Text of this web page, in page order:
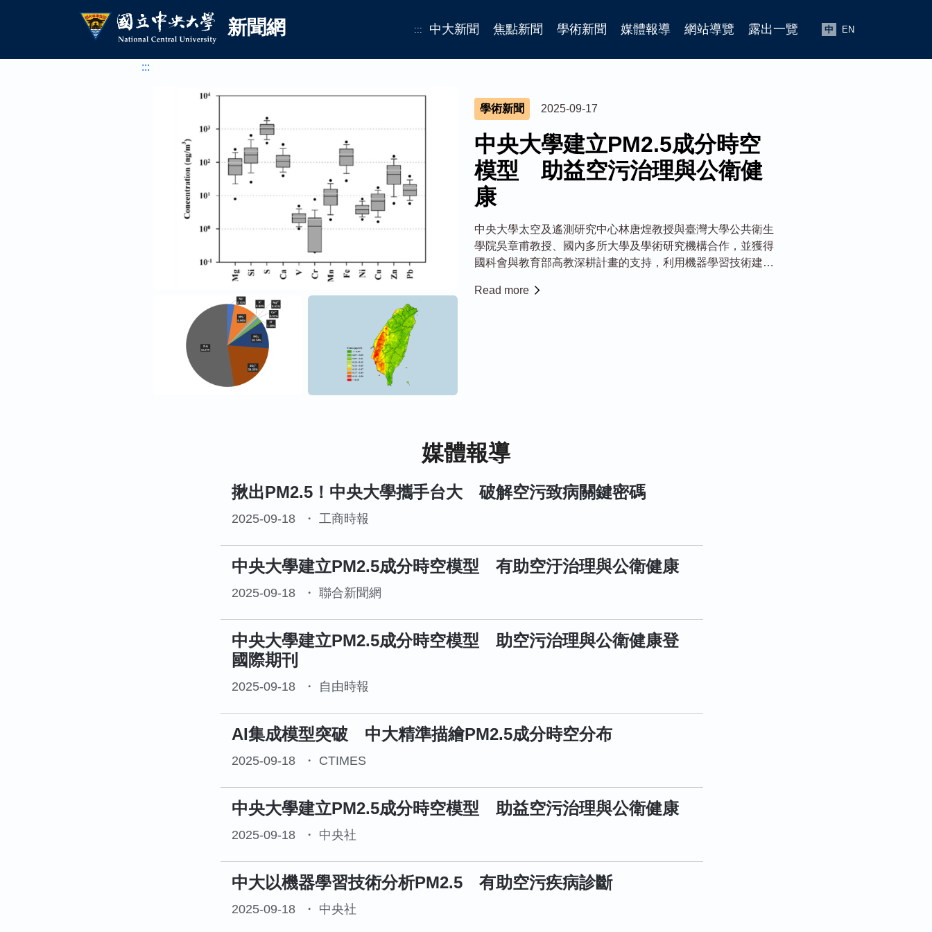
國立中央大學新聞網新聞網 ::: 中大新聞 焦點新聞 學術新聞 媒體報導 網站導覽 露出一覽 中 EN
:::
學術新聞 2025-09-17
中央大學建立PM2.5成分時空
模型 助益空污治理與公衛健
康
中央大學太空及遙測研究中心林唐煌教授與臺灣大學公共衛生
學院吳章甫教授、國內多所大學及學術研究機構合作，並獲得
國科會與教育部高教深耕計畫的支持，利用機器學習技術建立
空氣污染所導致眾多疾病的主因診斷，對於精準環境醫學與生
Read more
媒體報導
揪出PM2.5！中央大學攜手台大 破解空污致病關鍵密碼
2025-09-18 工商時報
中央大學建立PM2.5成分時空模型 有助空汙治理與公衛健康
2025-09-18 聯合新聞網
中央大學建立PM2.5成分時空模型 助空污治理與公衛健康登
國際期刊
2025-09-18 自由時報
AI集成模型突破 中大精準描繪PM2.5成分時空分布
2025-09-18 CTIMES
中央大學建立PM2.5成分時空模型 助益空污治理與公衛健康
2025-09-18 中央社
中大以機器學習技術分析PM2.5 有助空污疾病診斷
2025-09-18 中央社